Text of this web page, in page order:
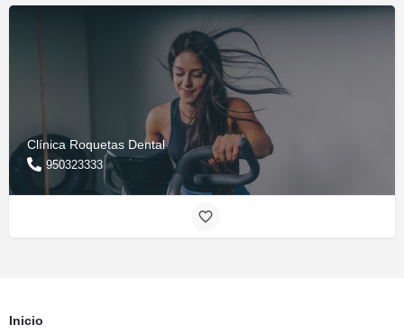
Clínica Roquetas Dental
950323333
Inicio